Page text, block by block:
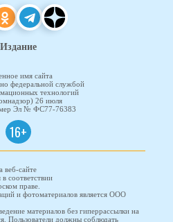
Издание
имя сайта
федеральной службой
технологий
26 июля
Эл № ФС77-76383
16+
веб-сайте
соответствии
праве.
и фотоматериалов является ООО
материалов без гиперрассылки на
Пользователи должны соблюдать